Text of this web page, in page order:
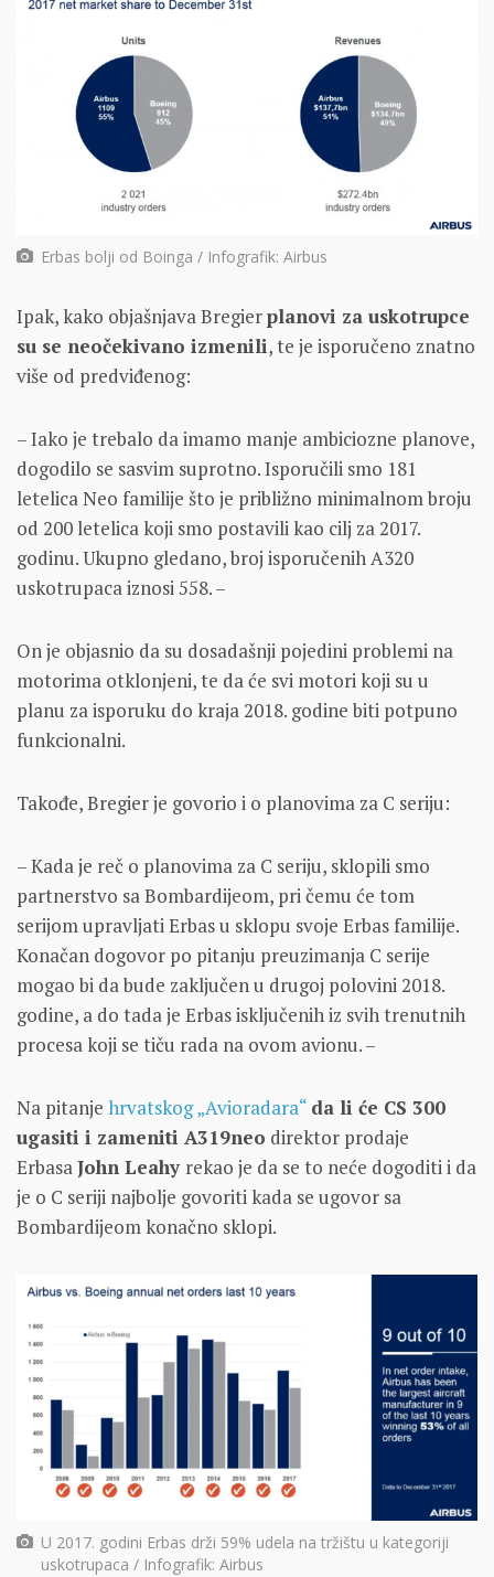
Erbas bolji od Boinga / Infografik: Airbus
Ipak, kako objašnjava Bregierplanovi za uskotrupce
su se neočekivano izmenili, te je isporučeno znatno
više od predviđenog:
– Iako je trebalo da imamo manje ambiciozne planove,
dogodilo se sasvim suprotno. Isporučili smo 181
letelica Neo familije što je približno minimalnom broju
od 200 letelica koji smo postavili kao cilj za 2017.
godinu. Ukupno gledano, broj isporučenih A320
uskotrupaca iznosi 558. –
On je objasnio da su dosadašnji pojedini problemi na
motorima otklonjeni, te da će svi motori koji su u
planu za isporuku do kraja 2018. godine biti potpuno
funkcionalni.
Takođe, Bregier je govorio i o planovima za C seriju:
– Kada je reč o planovima za C seriju, sklopili smo
partnerstvo sa Bombardijeom, pri čemu će tom
serijom upravljati Erbas u sklopu svoje Erbas familije.
Konačan dogovor po pitanju preuzimanja C serije
mogao bi da bude zaključen u drugoj polovini 2018.
godine, a do tada je Erbas isključenih iz svih trenutnih
procesa koji se tiču rada na ovom avionu. –
Na pitanje hrvatskog „Avioradara“ da li će CS 300
ugasiti i zameniti A319neo direktor prodaje
ErbasaJohn Leahy rekao je da se to neće dogoditi i da
je o C seriji najbolje govoriti kada se ugovor sa
Bombardijeom konačno sklopi.
U 2017. godini Erbas drži 59% udela na tržištu u kategoriji
uskotrupaca / Infografik: Airbus